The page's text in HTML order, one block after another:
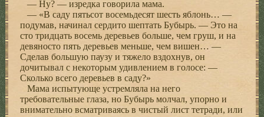
— Ну? — изредка говорила мама.
— «В саду пятьсот восемьдесят шесть яблонь… —
подумав, начинал сердито шептать Бубырь. — Это на
сто тридцать восемь деревьев больше, чем груш, и на
девяносто пять деревьев меньше, чем вишен… —
Сделав большую паузу и тяжело вздохнув, он
дочитывал с некоторым удивлением в голосе: —
Сколько всего деревьев в саду?»
Мама испытующе устремляла на него
требовательные глаза, но Бубырь молчал, упорно и
внимательно всматриваясь в чистый лист тетради, или